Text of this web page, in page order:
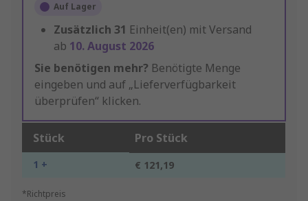
Auf Lager
Zusätzlich 31 Einheit(en) mit Versand
ab 10. August 2026
Sie benötigen mehr? Benötigte Menge
eingeben und auf „Lieferverfügbarkeit
überprüfen“ klicken.
Stück Pro Stück
1 + € 121,19
*Richtpreis